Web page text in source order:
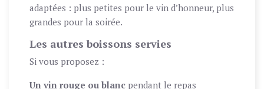
adaptées : plus petites pour le vin d’honneur, plus
grandes pour la soirée.
Les autres boissons servies
Si vous proposez :
Un vin rouge ou blanc pendant le repas